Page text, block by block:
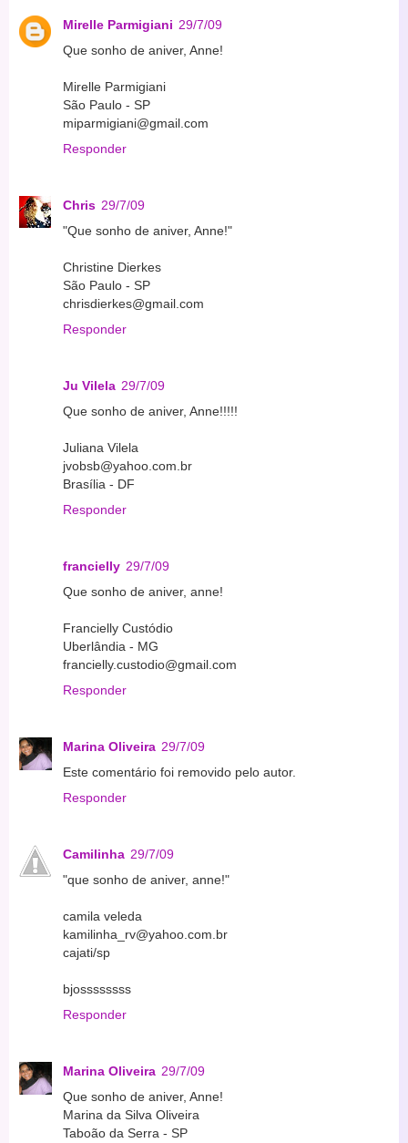
Mirelle Parmigiani 29/7/09
Que sonho de aniver, Anne!
Mirelle Parmigiani
São Paulo - SP
miparmigiani@gmail.com
Responder
Chris 29/7/09
"Que sonho de aniver, Anne!"
Christine Dierkes
São Paulo - SP
chrisdierkes@gmail.com
Responder
Ju Vilela 29/7/09
Que sonho de aniver, Anne!!!!!
Juliana Vilela
jvobsb@yahoo.com.br
Brasília - DF
Responder
francielly 29/7/09
Que sonho de aniver, anne!
Francielly Custódio
Uberlândia - MG
francielly.custodio@gmail.com
Responder
Marina Oliveira 29/7/09
Este comentário foi removido pelo autor.
Responder
Camilinha 29/7/09
"que sonho de aniver, anne!"
camila veleda
kamilinha_rv@yahoo.com.br
cajati/sp
bjossssssss
Responder
Marina Oliveira 29/7/09
Que sonho de aniver, Anne!
Marina da Silva Oliveira
Taboão da Serra - SP